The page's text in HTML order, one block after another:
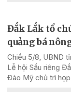
Đắk Lắk tổ
quảng bá
Chiều 5/8, UBND
Lễ hội Sầu riêng
Đào Mỹ chủ trì